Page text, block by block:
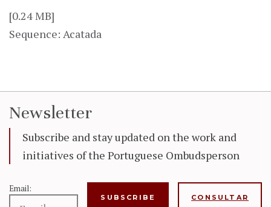
[0.24 MB]
Sequence: Acatada
Newsletter
Subscribe and stay updated on the work and
initiatives of the Portuguese Ombudsperson
Email:
CONSULTAR